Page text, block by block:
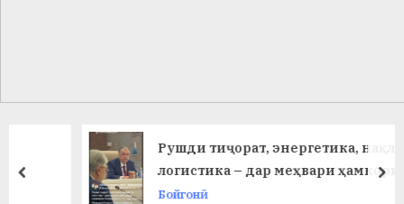
т
и
и
Рушди тиҷорат, энергетика, нақлиёт
логистика – дар меҳвари ҳамкориҳои
кишварҳои Осиёи Марказӣ ва
Бойгонӣ
prev